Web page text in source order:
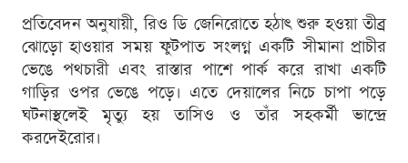
প্রতিবেদন অনুযায়ী, রিও ডি জেনিরোতে হঠাৎ শুরু হওয়া তীব্র
ঝোড়ো হাওয়ার সময় ফুটপাত সংলগ্ন একটি সীমানা প্রাচীর
ভেঙে পথচারী এবং রাস্তার পাশে পার্ক করে রাখা একটি
গাড়ির ওপর ভেঙে পড়ে। এতে দেয়ালের নিচে চাপা পড়ে
ঘটনাস্থলেই মৃত্যু হয় তাসিও ও তাঁর সহকর্মী ভান্দ্রে
করদেইরোর।